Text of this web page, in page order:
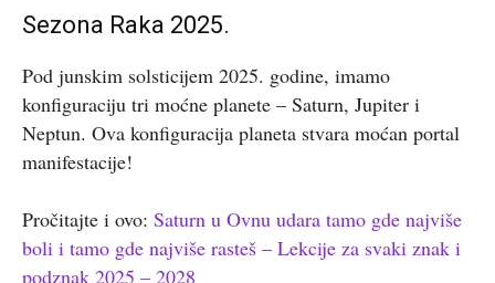
Sezona Raka 2025.
Pod junskim solsticijem 2025. godine, imamo
konfiguraciju tri moćne planete – Saturn, Jupiter i
Neptun. Ova konfiguracija planeta stvara moćan portal
manifestacije!
Pročitajte i ovo: Saturn u Ovnu udara tamo gde najviše
boli i tamo gde najviše rasteš – Lekcije za svaki znak i
podznak 2025 – 2028